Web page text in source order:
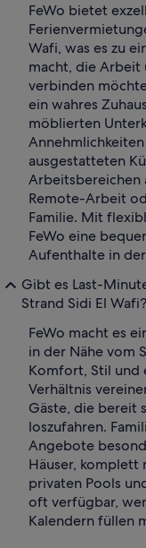
FeWo bietet
Wafi, was es zu
macht, die
verbinden
ein wahres
möblierten
ausgestatteten
Arbeitsbereichen
Remote-Arbeit
Familie. Mit
FeWo eine
Aufenthalte in
Gibt es Last-
Strand Sidi El Wafi?
FeWo macht es
in der Nähe vom
Komfort, Stil und
Verhältnis
Gäste, die bereit
loszufahren.
Angebote
Häuser, komplett
privaten Pools
oft verfügbar,
Kalendern füllen